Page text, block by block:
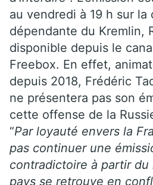
au vendredi à 19 h sur la
dépendante du Kremlin,
disponible depuis le
Freebox. En effet,
depuis 2018, Frédéric
ne présentera pas son
cette offense de la
“Par loyauté envers la
pas continuer une
contradictoire à partir du
pays se retrouve en